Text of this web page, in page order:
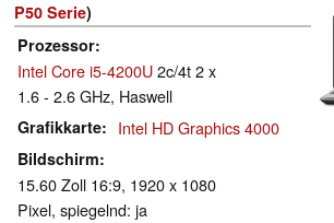
P50 Serie)
Prozessor
Intel Core i5-4200U2c/4t 2 x
1.6 - 2.6 GHz, Haswell
Grafikkarte Intel HD Graphics 4000
Bildschirm
15.60 Zoll 16:9, 1920 x 1080
Pixel, spiegelnd: ja